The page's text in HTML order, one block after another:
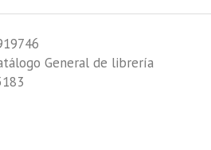
General de librería